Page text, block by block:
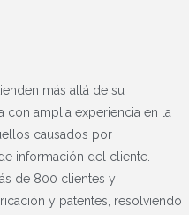
más allá de su
con amplia experiencia en la
causados ​​por
información del cliente.
de 800 clientes y
y patentes, resolviendo